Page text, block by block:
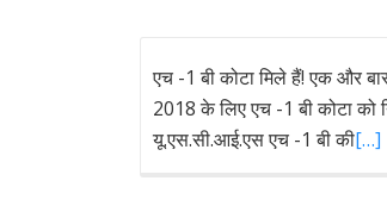
एच -1 बी कोटा मिले हैं! एक और
2018 के लिए एच -1 बी कोटा को
यू.एस.सी.आई.एस एच -1 बी की[…]